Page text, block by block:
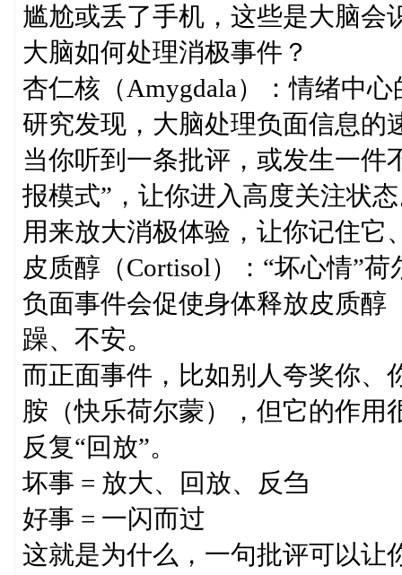
尴尬或丢了手机，这些是大脑会
大脑如何处理消极事件？
杏仁核（Amygdala）：情绪中心
研究发现，大脑处理负面信息的
当你听到一条批评，或发生一件
报模式”，让你进入高度关注状
用来放大消极体验，让你记住它
皮质醇（Cortisol）：“坏心情”荷
负面事件会促使身体释放皮质醇
躁、不安。
而正面事件，比如别人夸奖你、
胺（快乐荷尔蒙），但它的作用
反复“回放”。
坏事 = 放大、回放、反刍
好事 = 一闪而过
这就是为什么，一句批评可以让